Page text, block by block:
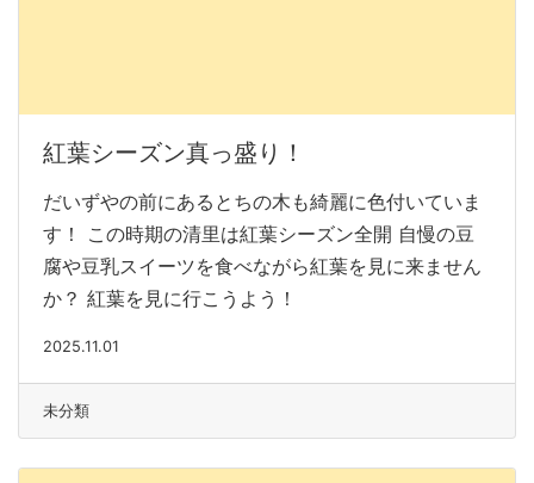
紅葉シーズン真っ盛り！
だいずやの前にあるとちの木も綺麗に色付いていま
す！ この時期の清里は紅葉シーズン全開 自慢の豆
腐や豆乳スイーツを食べながら紅葉を見に来ません
か？ 紅葉を見に行こうよう！
2025.11.01
未分類